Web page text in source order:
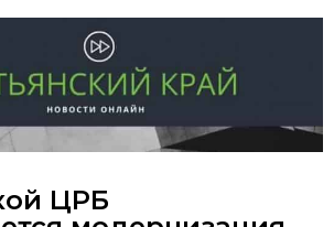
ЦРБ